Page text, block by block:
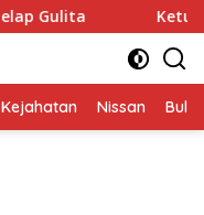
Ketua HMPS Magister
Kejahatan Nissan